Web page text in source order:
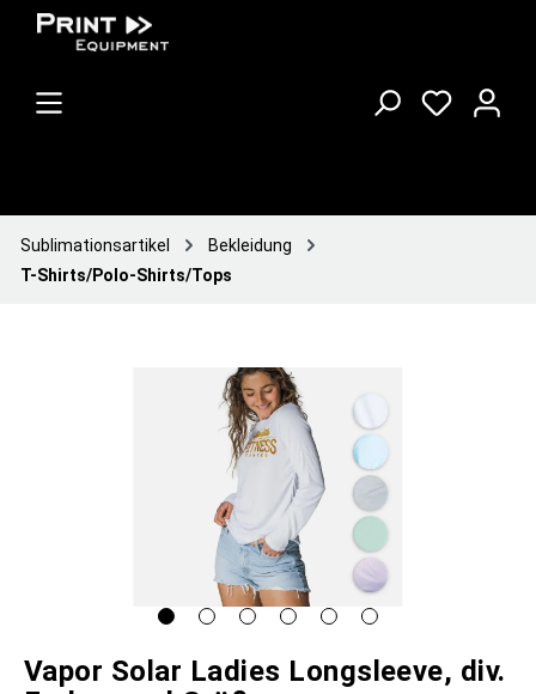
Sublimationsartikel
Bekleidung
T-Shirts/Polo-Shirts/Tops
Vapor Solar Ladies Longsleeve, div.